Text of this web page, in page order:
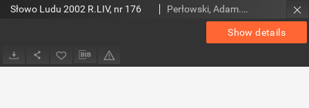
Show details
Słowo Ludu 2002 R.LIV, nr 176 Perłowski, Adam. Red.